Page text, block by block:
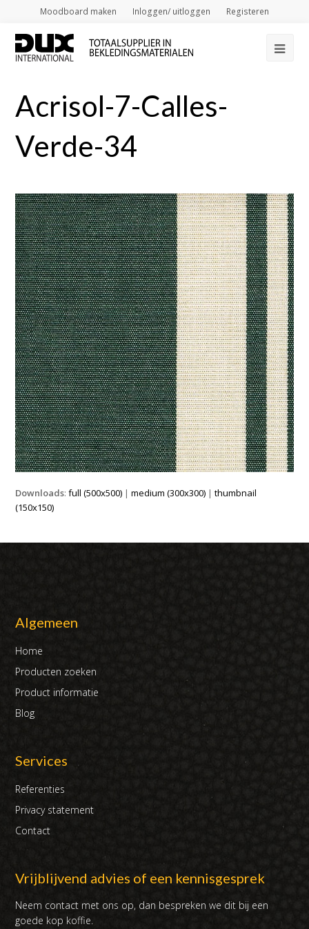
Moodboard maken Inloggen/ uitloggen Registeren
Acrisol-7-Calles-
Verde-34
Downloads:full (500x500) |medium (300x300) |thumbnail
(150x150)
Algemeen
Home
Producten zoeken
Product informatie
Blog
Services
Referenties
Privacy statement
Contact
Vrijblijvend advies of een kennisgesprek
Neem contact met ons op, dan bespreken we dit bij een
goede kop koffie.